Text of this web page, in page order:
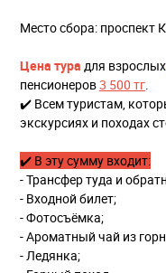
Место сбора: проспект
Цена тура для взрослых
пенсионеров3 500 тг.
✔️ Всем туристам,
экскурсиях и походах
✔️ В эту сумму входит:
- Трансфер туда и
- Входной билет;
- Фотосъёмка;
- Ароматный чай из
- Ледянка;